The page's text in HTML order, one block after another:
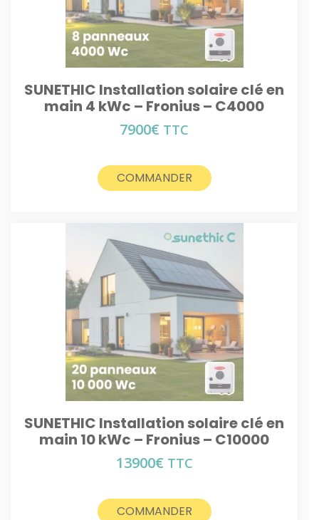
SUNETHIC Installation solaire clé en
main 4 kWc – Fronius – C4000
7900€ TTC
COMMANDER
SUNETHIC Installation solaire clé en
main 10 kWc – Fronius – C10000
13900€ TTC
COMMANDER